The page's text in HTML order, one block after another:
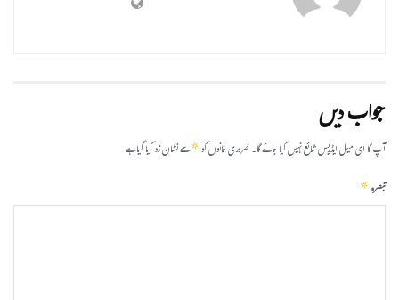
جواب دیں
آپ کا ای میل ایڈریس شائع نہیں کیا جائے گا۔ضروری خانوں کو*سے نشان زد کیا گیا ہے
تبصرہ*